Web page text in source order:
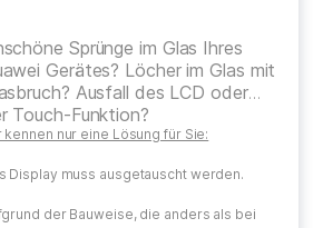
Sprünge im Glas Ihres
Gerätes? Löcher im Glas mit
Ausfall des LCD oder
Touch-Funktion?
kennen nur eine Lösung für Sie:
Display muss ausgetauscht werden.
der Bauweise, die anders als bei